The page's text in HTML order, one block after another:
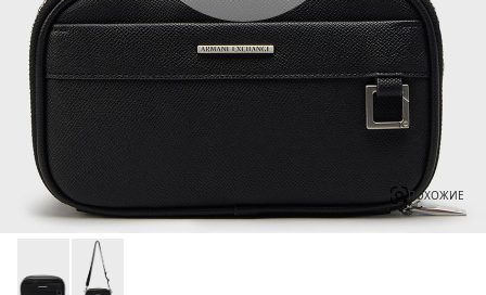
ПОХОЖИЕ